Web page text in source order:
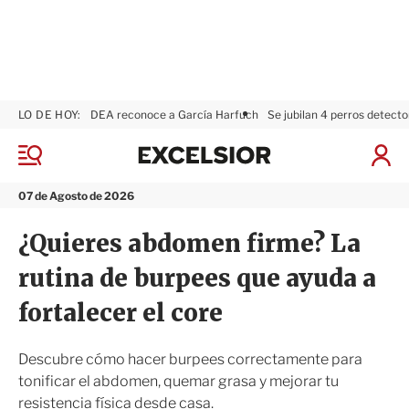
M
n
07 de Agosto de 2026
LO DE HOY: DEA reconoce a García Harfuch Se jubilan 4 perros
I
x
i
r
¿Quieres abdomen firme? La
rutina de burpees que ayuda a
fortalecer el core
Descubre cómo hacer burpees correctamente para
tonificar el abdomen, quemar grasa y mejorar tu
resistencia física desde casa.